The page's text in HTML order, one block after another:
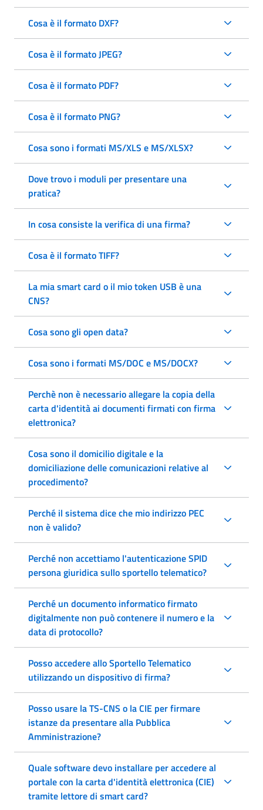
Cosa è il formato DXF?
Cosa è il formato JPEG?
Cosa è il formato PDF?
Cosa è il formato PNG?
Cosa sono i formati MS/XLS e MS/XLSX?
Dove trovo i moduli per presentare una
pratica?
In cosa consiste la verifica di una firma?
Cosa è il formato TIFF?
La mia smart card o il mio token USB è una
CNS?
Cosa sono gli open data?
Cosa sono i formati MS/DOC e MS/DOCX?
Perchè non è necessario allegare la copia della
carta d'identità ai documenti firmati con firma
elettronica?
Cosa sono il domicilio digitale e la
domiciliazione delle comunicazioni relative al
procedimento?
Perché il sistema dice che mio indirizzo PEC
non è valido?
Perché non accettiamo l'autenticazione SPID
persona giuridica sullo sportello telematico?
Perché un documento informatico firmato
digitalmente non può contenere il numero e la
data di protocollo?
Posso accedere allo Sportello Telematico
utilizzando un dispositivo di firma?
Posso usare la TS-CNS o la CIE per firmare
istanze da presentare alla Pubblica
Amministrazione?
Quale software devo installare per accedere al
portale con la carta d'identità elettronica (CIE)
tramite lettore di smart card?